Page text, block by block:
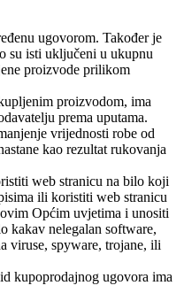
ugovorom. Također je
su isti uključeni u ukupnu
proizvode prilikom
proizvodom, ima
prema uputama.
vrijednosti robe od
kao rezultat rukovanja
web stranicu na bilo koji
ili koristiti web stranicu
Općim uvjetima i unositi
kakav nelegalan software,
viruse, spyware, trojane, ili
kupoprodajnog ugovora ima